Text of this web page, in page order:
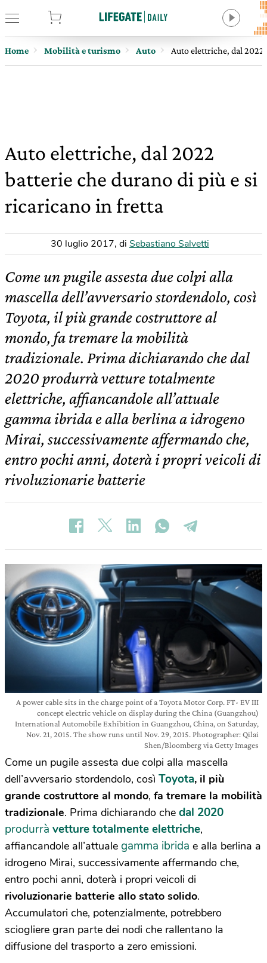
Home Mobilità e turismo Auto Auto elettriche, dal
Auto elettriche, dal 2022
batterie che durano di più e si
ricaricano in fretta
30 luglio 2017, di Sebastiano Salvetti
Come un pugile assesta due colpi alla
mascella dell’avversario stordendolo, così
Toyota, il più grande costruttore al
mondo, fa tremare la mobilità
tradizionale. Prima dichiarando che dal
2020 produrrà vetture totalmente
elettriche, affiancandole all’attuale
gamma ibrida e alla berlina a idrogeno
Mirai, successivamente affermando che,
entro pochi anni, doterà i propri veicoli di
rivoluzionarie batterie
A power cable sits in the charge point of a Toyota Motor Corp. FT- EV III
concept electric vehicle on display during the China (Guangzhou)
International Automobile Exhibition in Guangzhou, China, on Saturday,
Nov. 21, 2015. The show runs until Nov. 29, 2015. Photographer: Qilai
Shen/Bloomberg via Getty Images
Come un pugile assesta due colpi alla mascella
dell’avversario stordendolo, così Toyota, il più
grande costruttore al mondo, fa tremare la mobilità
tradizionale. Prima dichiarando che dal 2020
produrrà vetture totalmente elettriche,
affiancandole all’attuale gamma ibrida e alla berlina a
idrogeno Mirai, successivamente affermando che,
entro pochi anni, doterà i propri veicoli di
rivoluzionarie batterie allo stato solido.
Accumulatori che, potenzialmente, potrebbero
sciogliere gran parte dei nodi che rallentano la
diffusione del trasporto a zero emissioni.